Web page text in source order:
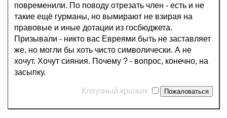
повременили. По поводу отрезать член - есть и не
такие ещё гурманы, но вымирают не взирая на
правовые и иные дотации из госбюджета.
Призывали - никто вас Евреями быть не заставляет
же, но могли бы хоть чисто символически. А не
хочут. Хочут сияния. Почему ? - вопрос, конечно, на
засыпку.
Кляузный крыжик